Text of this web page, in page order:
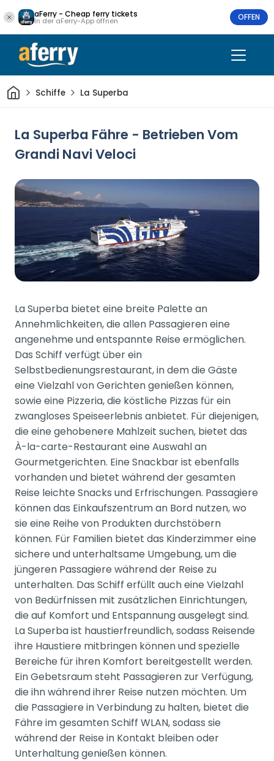
aFerry - Cheap ferry tickets
In der aFerry-App öffnen OFFEN
HeimSchiffe La Superba
La Superba Fähre - Betrieben Vom
Grandi Navi Veloci
La Superba bietet eine breite Palette an
Annehmlichkeiten, die allen Passagieren eine
angenehme und entspannte Reise ermöglichen.
Das Schiff verfügt über ein
Selbstbedienungsrestaurant, in dem die Gäste
eine Vielzahl von Gerichten genießen können,
sowie eine Pizzeria, die köstliche Pizzas für ein
zwangloses Speiseerlebnis anbietet. Für diejenigen,
die eine gehobenere Mahlzeit suchen, bietet das
À-la-carte-Restaurant eine Auswahl an
Gourmetgerichten. Eine Snackbar ist ebenfalls
vorhanden und bietet während der gesamten
Reise leichte Snacks und Erfrischungen. Passagiere
können das Einkaufszentrum an Bord nutzen, wo
sie eine Reihe von Produkten durchstöbern
können. Für Familien bietet das Kinderzimmer eine
sichere und unterhaltsame Umgebung, um die
jüngeren Passagiere während der Reise zu
unterhalten. Das Schiff erfüllt auch eine Vielzahl
von Bedürfnissen mit zusätzlichen Einrichtungen,
die auf Komfort und Entspannung ausgelegt sind.
La Superba ist haustierfreundlich, sodass Reisende
ihre Haustiere mitbringen können und spezielle
Bereiche für ihren Komfort bereitgestellt werden.
Ein Gebetsraum steht Passagieren zur Verfügung,
die ihn während ihrer Reise nutzen möchten. Um
die Passagiere in Verbindung zu halten, bietet die
Fähre im gesamten Schiff WLAN, sodass sie
während der Reise in Kontakt bleiben oder
Unterhaltung genießen können.